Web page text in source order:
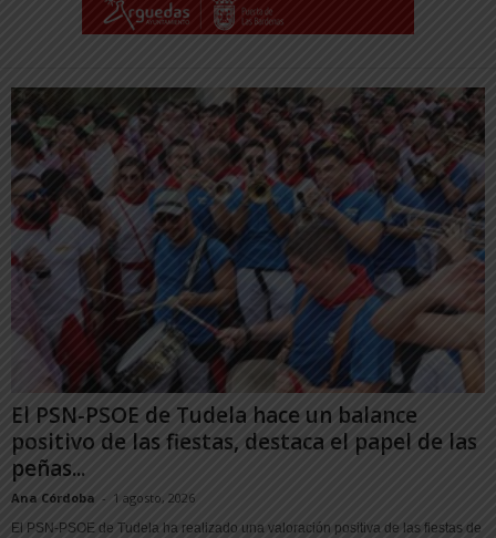
El PSN-PSOE de Tudela hace un balance
positivo de las fiestas, destaca el papel de las
peñas...
Ana Córdoba - 1 agosto, 2026
El PSN-PSOE de Tudela ha realizado una valoración positiva de las fiestas de